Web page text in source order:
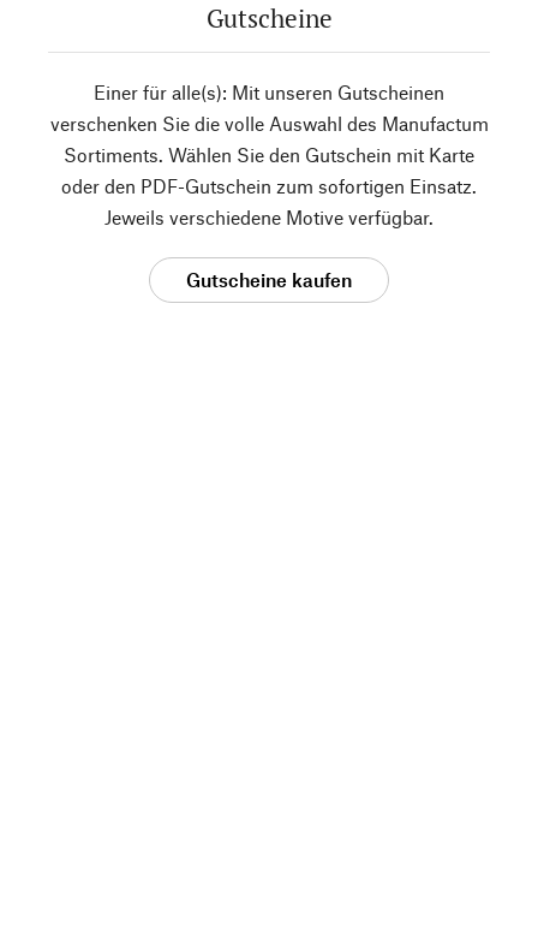
Gutscheine
Einer für alle(s): Mit unseren Gutscheinen
verschenken Sie die volle Auswahl des Manufactum
Sortiments. Wählen Sie den Gutschein mit Karte
oder den PDF-Gutschein zum sofortigen Einsatz.
Jeweils verschiedene Motive verfügbar.
Gutscheine kaufen